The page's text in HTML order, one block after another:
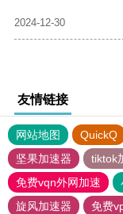
2024-12-30
友情链接
网站地图 QuickQ
坚果加速器
tiktok
免费vqn外网加速
旋风加速器
免费